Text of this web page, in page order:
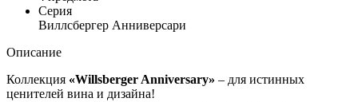
Серия
Виллсбергер Анниверсари
Описание
Коллекция «Willsberger Anniversary» – для истинных
ценителей вина и дизайна!